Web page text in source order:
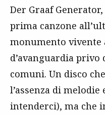
Der Graaf
prima canzone
monumento vivente
d’avanguardia
comuni. Un disco
l’assenza di melodie
intenderci), ma che